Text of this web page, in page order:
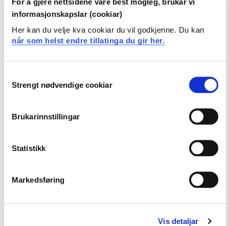
informasjonskapslar (cookiar)
Her kan du velje kva cookiar du vil godkjenne. Du kan
når som helst endre tillatinga du gir her.
Selection
Strengt nødvendige cookiar
Brukarinnstillingar
Statistikk
Markedsføring
Vis detaljar
Applied Marine Microbiology
Underviser i
Publikasjonar
following treatment by KBAL: a UV-based ballast
Ranveig Ottøy Olsen, Gunnar Thuestad, Ingunn Alne Hoell (2020)